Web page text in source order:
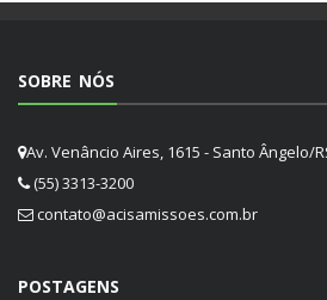
SOBRE NÓS
Av. Venâncio Aires, 1615 - Santo Ângelo/
(55) 3313-3200
contato@acisamissoes.com.br
POSTAGENS